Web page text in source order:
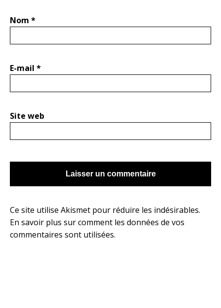
Nom *
E-mail *
Site web
Ce site utilise Akismet pour réduire les indésirables.
En savoir plus sur comment les données de vos
commentaires sont utilisées.